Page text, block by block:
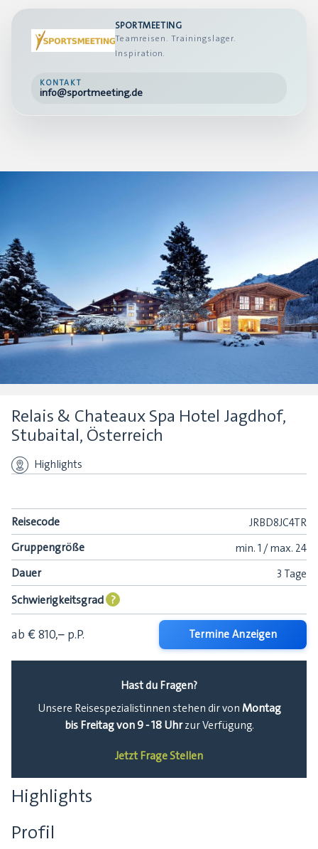
SPORTMEETING
Teamreisen. Trainingslager.
Inspiration.
KONTAKT
info@sportmeeting.de
Relais & Chateaux Spa Hotel Jagdhof,
Stubaital, Österreich
Highlights
Reisecode JRBD8JC4TR
Gruppengröße min. 1 /max. 24
Dauer 3 Tage
Schwierigkeitsgrad ?
ab € 810,– p.P. Termine Anzeigen
Hast du Fragen?
Unsere Reisespezialistinnen stehen dir von Montag
bis Freitag von 9 - 18 Uhrzur Verfügung.
Jetzt Frage Stellen
Highlights
Profil